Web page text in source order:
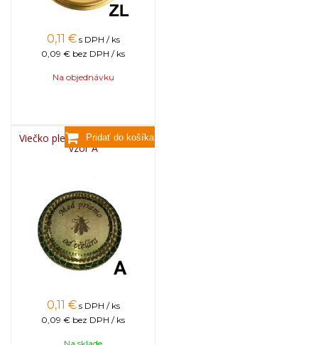
0,11 € s DPH / ks
0,09 € bez DPH / ks
Na objednávku
Viečko plechové TWIST 82 -
vzor A
0,11 € s DPH / ks
0,09 € bez DPH / ks